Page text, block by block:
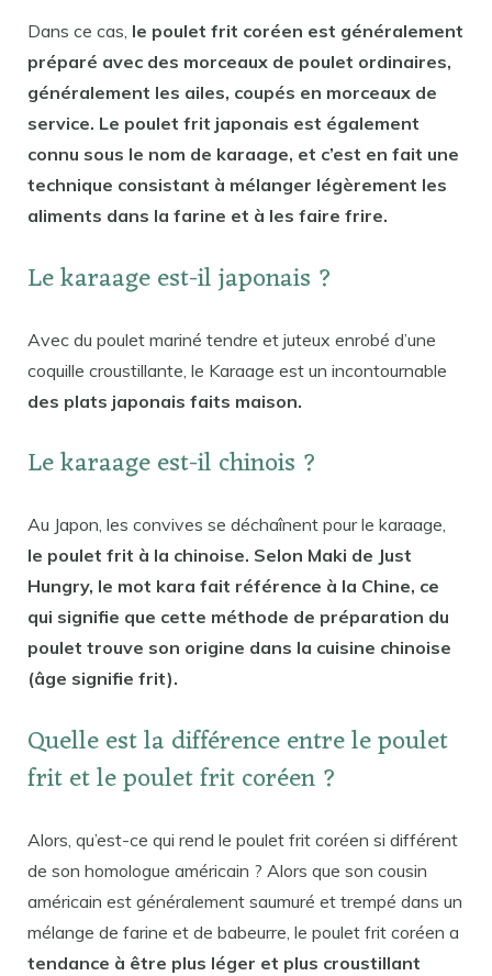
Dans ce cas, le poulet frit coréen est généralement
préparé avec des morceaux de poulet ordinaires,
généralement les ailes, coupés en morceaux de
service. Le poulet frit japonais est également
connu sous le nom de karaage, et c’est en fait une
technique consistant à mélanger légèrement les
aliments dans la farine et à les faire frire.
Le karaage est-il japonais ?
Avec du poulet mariné tendre et juteux enrobé d’une
coquille croustillante, le Karaage est un incontournable
des plats japonais faits maison.
Le karaage est-il chinois ?
Au Japon, les convives se déchaînent pour le karaage,
le poulet frit à la chinoise. Selon Maki de Just
Hungry, le mot kara fait référence à la Chine, ce
qui signifie que cette méthode de préparation du
poulet trouve son origine dans la cuisine chinoise
(âge signifie frit).
Quelle est la différence entre le poulet
frit et le poulet frit coréen ?
Alors, qu’est-ce qui rend le poulet frit coréen si différent
de son homologue américain ? Alors que son cousin
américain est généralement saumuré et trempé dans un
mélange de farine et de babeurre, le poulet frit coréen a
tendance à être plus léger et plus croustillant